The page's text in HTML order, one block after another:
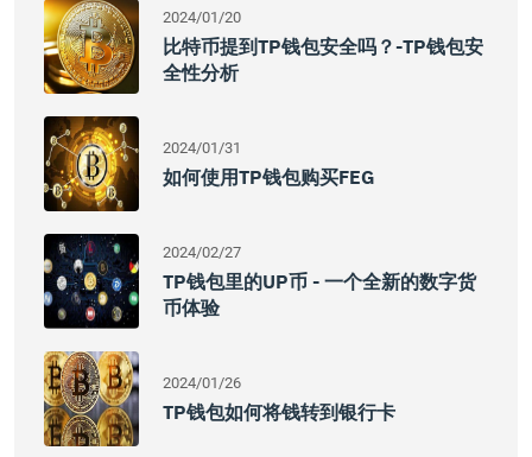
2024/01/20
比特币提到TP钱包安全吗？-TP钱包安
全性分析
2024/01/31
如何使用TP钱包购买FEG
2024/02/27
TP钱包里的UP币 - 一个全新的数字货
币体验
2024/01/26
TP钱包如何将钱转到银行卡